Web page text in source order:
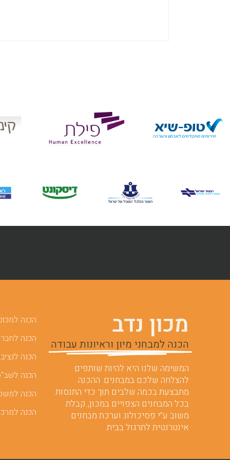
מכון נדב
הכנה למבחני מיון וראיונות עבודה
המשימה שלנו היא להיות שותפים
להצלחה שלכם במבחנים. ההכנה
מתבצעת בכמה שלבים תוך כדי התנסות
בכל המבחנים הצפויים במכון, קבלת
משוב ע”י פסיכולוג וערכת מבחנים
אינטרנטית לתרגול בבית.
הכנה
הכנה
הכנה
הכנה
הכנה
הכנה